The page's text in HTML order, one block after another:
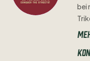
bei